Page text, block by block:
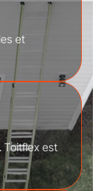
et
Toitflex est